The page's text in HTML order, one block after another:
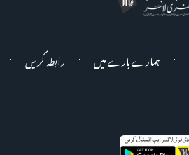
ہمارے بارے میں
رابطہ کریں